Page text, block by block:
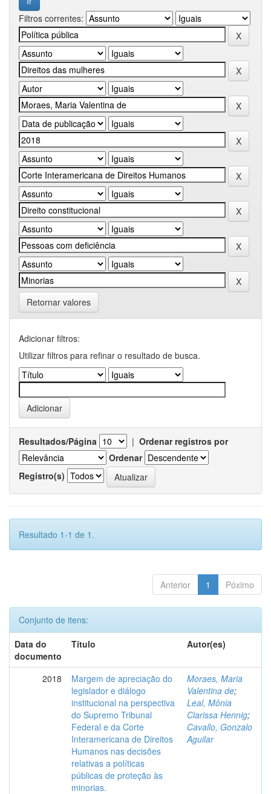
Filtros correntes:
Retornar valores
Adicionar filtros:
Utilizar filtros para refinar o resultado de busca.
Resultados/Página | Ordenar registros por
Ordenar
Registro(s)
Resultado 1-1 de 1.
Anterior 1 Póximo
Conjunto de itens:
Data do
documento
Título Autor(es)
2018
Margem de apreciação do
legislador e diálogo
institucional na perspectiva
do Supremo Tribunal
Federal e da Corte
Interamericana de Direitos
Humanos nas decisões
relativas a políticas
públicas de proteção às
minorias.
Moraes, Maria
Valentina de;
Leal, Mônia
Clarissa Hennig;
Cavallo, Gonzalo
Aguilar